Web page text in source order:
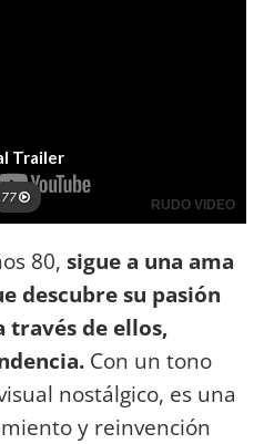
80, sigue a una ama
descubre su pasión
través de ellos,
Con un tono
nostálgico, es una
y reinvención